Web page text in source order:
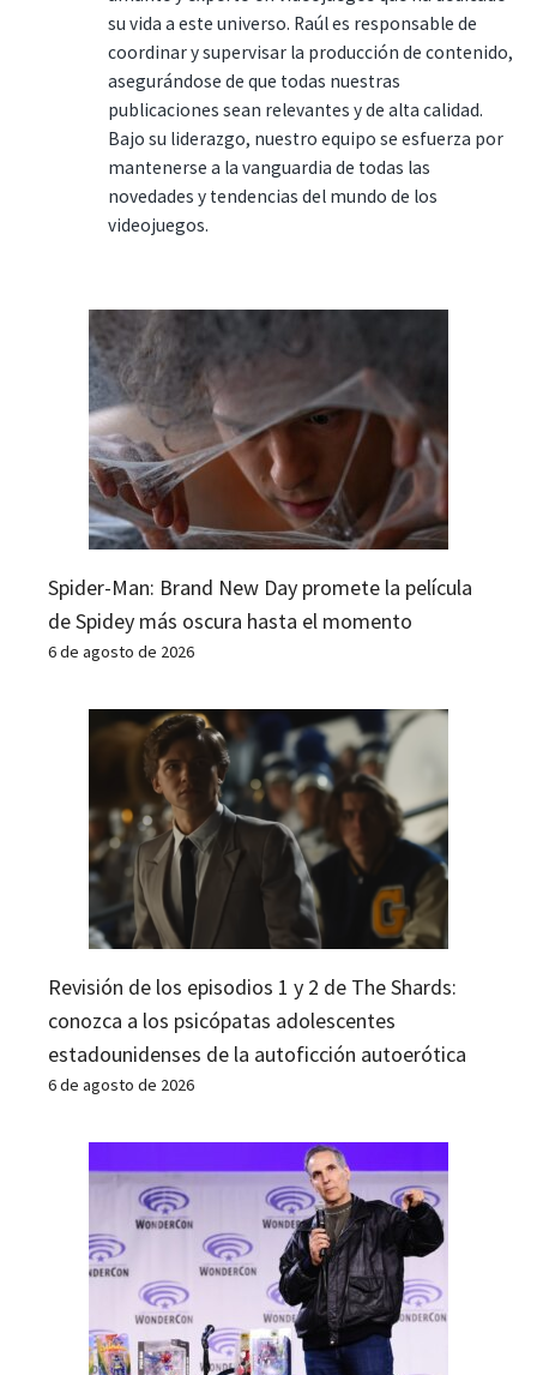
su vida a este universo. Raúl es responsable de
coordinar y supervisar la producción de contenido,
asegurándose de que todas nuestras
publicaciones sean relevantes y de alta calidad.
Bajo su liderazgo, nuestro equipo se esfuerza por
mantenerse a la vanguardia de todas las
novedades y tendencias del mundo de los
videojuegos.
Spider-Man: Brand New Day promete la película
de Spidey más oscura hasta el momento
6 de agosto de 2026
Revisión de los episodios 1 y 2 de The Shards:
conozca a los psicópatas adolescentes
estadounidenses de la autoficción autoerótica
6 de agosto de 2026